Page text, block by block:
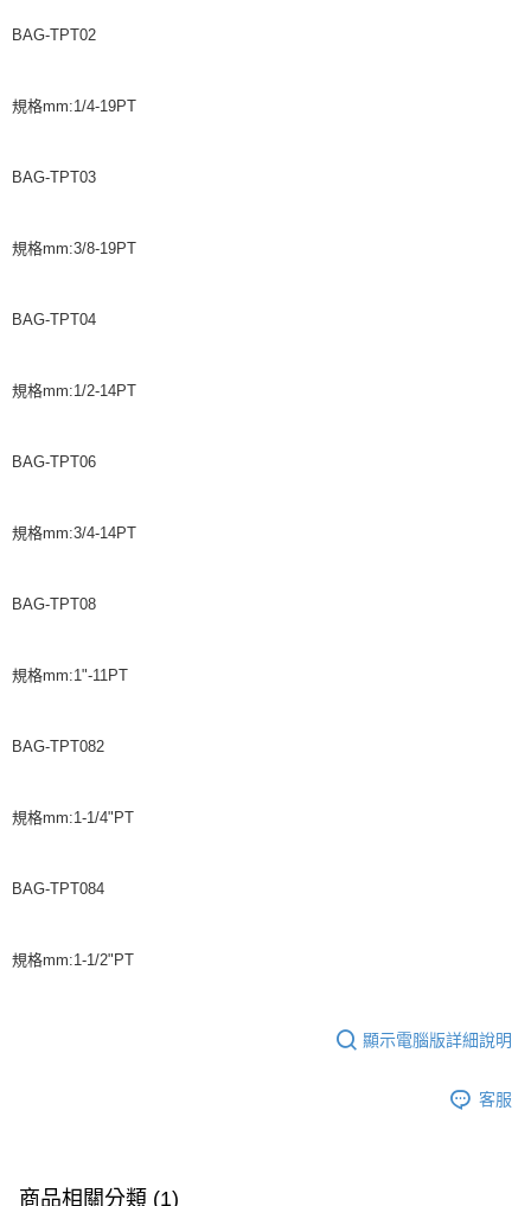
BAG-TPT02
規格mm:1/4-19PT
BAG-TPT03
規格mm:3/8-19PT
BAG-TPT04
規格mm:1/2-14PT
BAG-TPT06
規格mm:3/4-14PT
BAG-TPT08
規格mm:1"-11PT
BAG-TPT082
規格mm:1-1/4"PT
BAG-TPT084
規格mm:1-1/2"PT
顯示電腦版詳細說明
客服
商品相關分類 (1)